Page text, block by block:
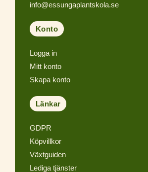
info@essungaplantskola.se
Konto
Logga in
Mitt konto
Skapa konto
Länkar
GDPR
Köpvillkor
Växtguiden
Lediga tjänster